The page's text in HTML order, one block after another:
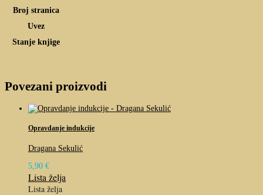
Broj stranica
Uvez
Stanje knjige
Povezani proizvodi
Opravdanje indukcije
Dragana Sekulić
5,90 €
Lista želja
Lista želja